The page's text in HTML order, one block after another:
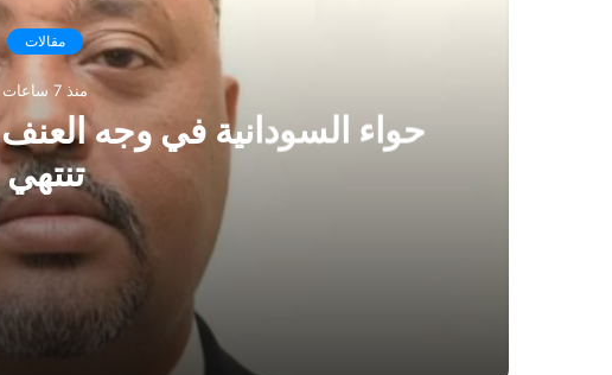
مقالات
منذ 7 ساعات
حواء السودانية في وجه
تنتهي
حواء السودانية في وجه العنف… صمتٌ دولي وأسئلة لا